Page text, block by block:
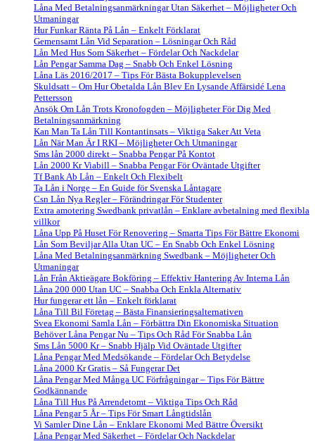
Låna Med Betalningsanmärkningar Utan Säkerhet – Möjligheter Och
Utmaningar
Hur Funkar Ränta På Lån – Enkelt Förklarat
Gemensamt Lån Vid Separation – Lösningar Och Råd
Lån Med Hus Som Säkerhet – Fördelar Och Nackdelar
Lån Pengar Samma Dag – Snabb Och Enkel Lösning
Låna Läs 2016/2017 – Tips För Bästa Bokupplevelsen
Skuldsatt – Om Hur Obetalda Lån Blev En Lysande Affärsidé Lena
Pettersson
Ansök Om Lån Trots Kronofogden – Möjligheter För Dig Med
Betalningsanmärkning
Kan Man Ta Lån Till Kontantinsats – Viktiga Saker Att Veta
Lån När Man Är I RKI – Möjligheter Och Utmaningar
Sms lån 2000 direkt – Snabba Pengar På Kontot
Lån 2000 Kr Viabill – Snabba Pengar För Oväntade Utgifter
Tf Bank Ab Lån – Enkelt Och Flexibelt
Ta Lån i Norge – En Guide för Svenska Låntagare
Csn Lån Nya Regler – Förändringar För Studenter
Extra amotering Swedbank privatlån – Enklare avbetalning med flexibla
villkor
Låna Upp På Huset För Renovering – Smarta Tips För Bättre Ekonomi
Lån Som Beviljar Alla Utan UC – En Snabb Och Enkel Lösning
Låna Med Betalningsanmärkning Swedbank – Möjligheter Och
Utmaningar
Lån Från Aktieägare Bokföring – Effektiv Hantering Av Interna Lån
Låna 200 000 Utan UC – Snabba Och Enkla Alternativ
Hur fungerar ett lån – Enkelt förklarat
Låna Till Bil Företag – Bästa Finansieringsalternativen
Svea Ekonomi Samla Lån – Förbättra Din Ekonomiska Situation
Behöver Låna Pengar Nu – Tips Och Råd För Snabba Lån
Sms Lån 5000 Kr – Snabb Hjälp Vid Oväntade Utgifter
Låna Pengar Med Medsökande – Fördelar Och Betydelse
Låna 2000 Kr Gratis – Så Fungerar Det
Låna Pengar Med Många UC Förfrågningar – Tips För Bättre
Godkännande
Låna Till Hus På Arrendetomt – Viktiga Tips Och Råd
Låna Pengar 5 År – Tips För Smart Långtidslån
Vi Samler Dine Lån – Enklare Ekonomi Med Bättre Översikt
Låna Pengar Med Säkerhet – Fördelar Och Nackdelar